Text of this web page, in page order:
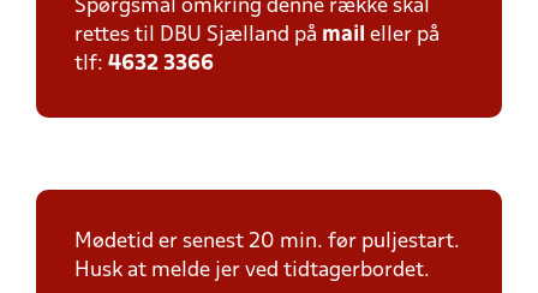
Spørgsmål omkring denne række skal
rettes til DBU Sjælland på mail eller på
tlf: 4632 3366
Mødetid er senest 20 min. før puljestart.
Husk at melde jer ved tidtagerbordet.